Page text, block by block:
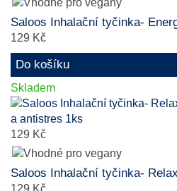
Saloos Inhalační tyčinka-
129 Kč
Do košíku
Skladem
129 Kč
Saloos Inhalační tyčinka-
129 Kč